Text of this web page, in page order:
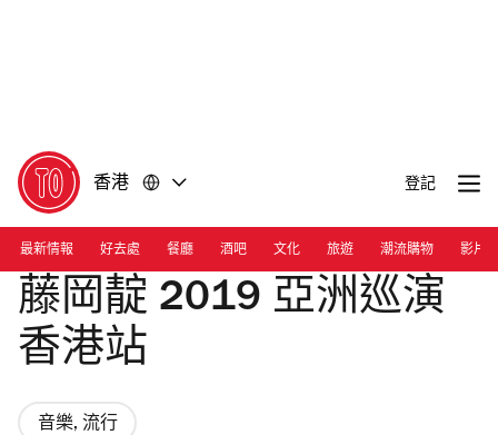
香港 登記
最新情報 好去處 餐廳 酒吧 文化 旅遊 潮流購物 影片
藤岡靛 2019 亞洲巡演
香港站
音樂, 流行